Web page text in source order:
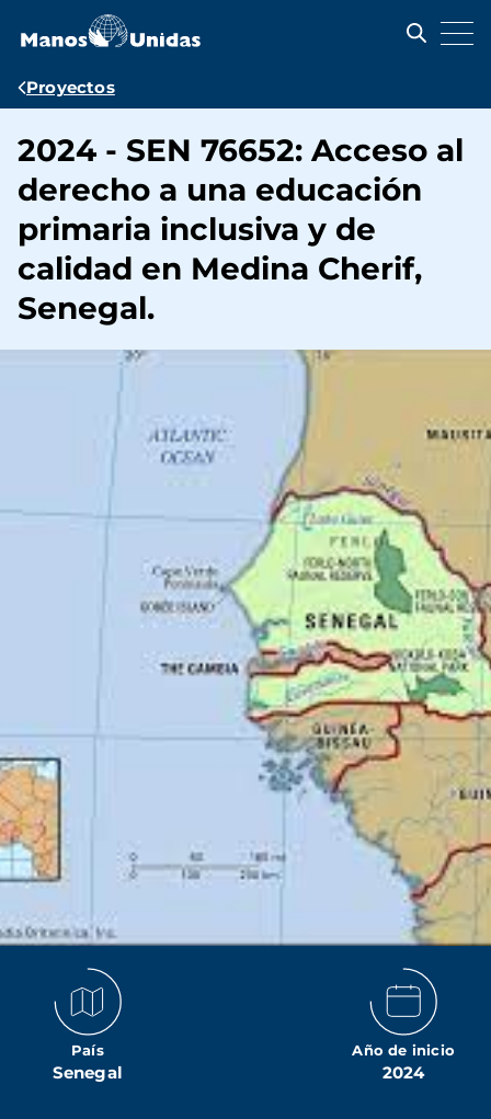
contenido
Ruta
navegación
Proyectos
2024 - SEN 76652: Acceso al
derecho a una educación
primaria inclusiva y de
calidad en Medina Cherif,
Senegal.
País
Senegal
Año de inicio
2024